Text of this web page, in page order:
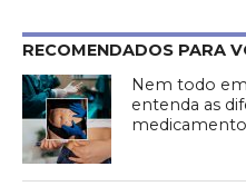
RECOMENDADOS PARA
Nem todo
entenda as